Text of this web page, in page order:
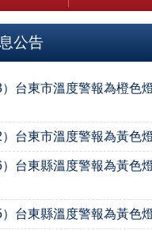
公告
台東市溫度警報為橙色
台東市溫度警報為黃色
台東縣溫度警報為黃色
台東縣溫度警報為黃色